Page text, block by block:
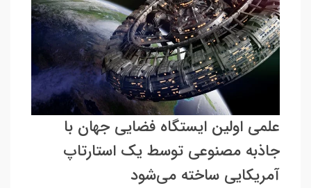
علمی اولین ایستگاه فضایی جهان با
جاذبه مصنوعی توسط یک استارتاپ
آمریکایی ساخته می‌شود